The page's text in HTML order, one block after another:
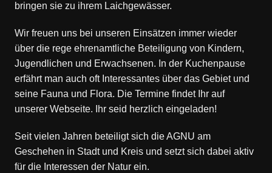
bringen sie zu ihrem Laichgewässer.
Wir freuen uns bei unseren Einsätzen immer wieder
über die rege ehrenamtliche Beteiligung von Kindern,
Jugendlichen und Erwachsenen. In der Kuchenpause
erfährt man auch oft Interessantes über das Gebiet und
seine Fauna und Flora. Die Termine findet Ihr auf
unserer Webseite. Ihr seid herzlich eingeladen!
Seit vielen Jahren beteiligt sich die AGNU am
Geschehen in Stadt und Kreis und setzt sich dabei aktiv
für die Interessen der Natur ein.